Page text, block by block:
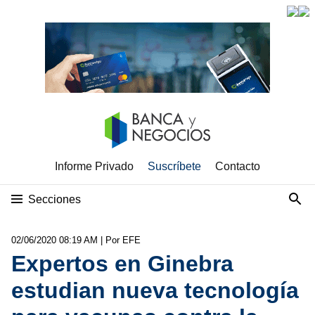
Informe Privado Suscríbete Contacto
Secciones
02/06/2020 08:19 AM | Por EFE
Expertos en Ginebra
estudian nueva tecnología